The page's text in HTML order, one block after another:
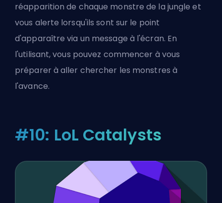
réapparition de chaque monstre de la jungle et
vous alerte lorsqu'ils sont sur le point
d'apparaître via un message à l'écran. En
l'utilisant, vous pouvez commencer à vous
préparer à aller chercher les monstres à
l'avance.
#10: LoL Catalysts